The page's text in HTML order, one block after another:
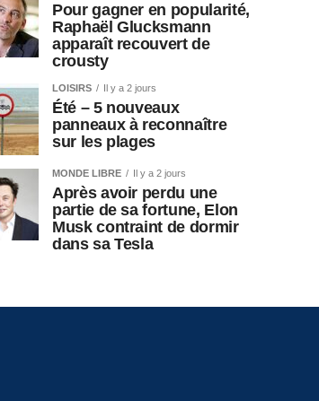
Pour gagner en popularité,
Raphaël Glucksmann
apparaît recouvert de
crousty
LOISIRS Il y a 2 jours
Été – 5 nouveaux
panneaux à reconnaître
sur les plages
MONDE LIBRE Il y a 2 jours
Après avoir perdu une
partie de sa fortune, Elon
Musk contraint de dormir
dans sa Tesla